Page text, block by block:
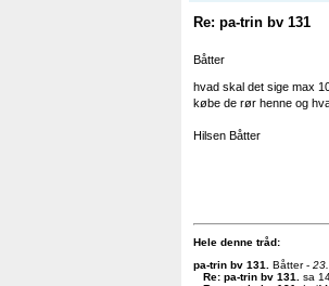
Re: pa-trin bv 131
Båtter
hvad skal det sige max
købe de rør henne og
Hilsen Båtter
Hele denne tråd:
pa-trin bv 131
Båtter -
Re: pa-trin bv 131
sa